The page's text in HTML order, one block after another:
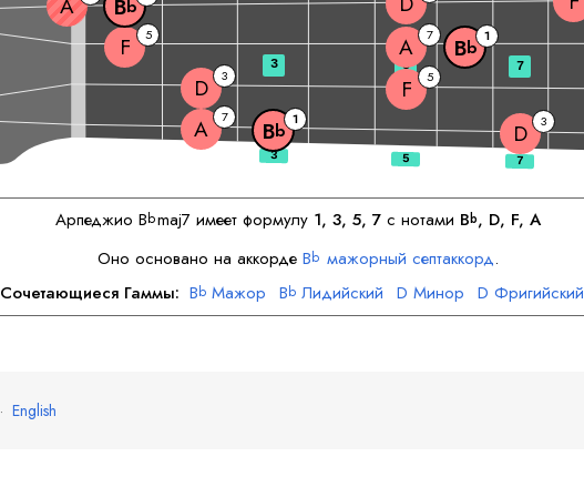
A 7
Bb 1 D 3
D 3 F 5
F
5 A 7 Bb 1
Bb
3 5 7
АрпеджиоBbmaj7 имеет формулу 1, 3, 5, 7с нотами Bb, D, F, A
Оно основано на аккордеBb мажорный септаккорд.
Сочетающиеся Гаммы: Bb Мажор Bb Лидийский D Минор D Фригийский
F Мажор F Миксолидийский A Фригийский A Локрийский
· English